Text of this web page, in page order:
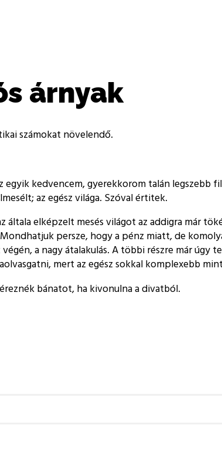
árnyak
számokat növelendő.
kedvencem, gyerekkorom talán legszebb
az egész világa. Szóval értitek.
általa elképzelt mesés világot az addigra már
persze, hogy a pénz miatt, de
a nagy átalakulás. A többi részre már úgy
mert az egész sokkal komplexebb
bánatot, ha kivonulna a divatból.